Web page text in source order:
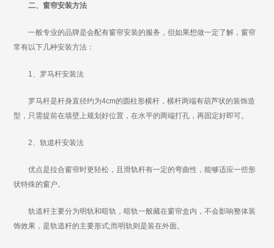
二、窗帘安装方法
一般专业的品牌是会配有窗帘安装的服务，但如果想做一定了解，窗帘
常有以下几种安装方法：
1、罗马杆安装法
罗马杆是杆身直径约为4cm的圆柱形横杆，横杆两端有葫芦状的装饰造
型，只需提前在墙壁上规划好位置，在水平的两端打孔，再固定好即可。
2、轨道杆安装法
优点是拉合窗帘时更轻松，且滑轨杆有一定的弯曲性，能够适应一些形
状特殊的窗户。
轨道杆主要分为明轨和暗轨，暗轨一般藏在窗帘盒内，不会影响整体装
饰效果，是轨道杆的主要形式;而明轨则是装在外面。